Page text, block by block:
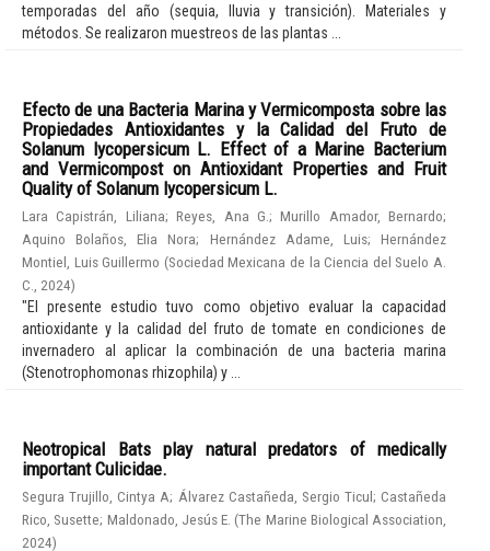
temporadas del año (sequia, lluvia y transición). Materiales y
métodos. Se realizaron muestreos de las plantas ...
Efecto de una Bacteria Marina y Vermicomposta sobre las
Propiedades Antioxidantes y la Calidad del Fruto de
Solanum lycopersicum L. Effect of a Marine Bacterium
and Vermicompost on Antioxidant Properties and Fruit
Quality of Solanum lycopersicum L.
Lara Capistrán, Liliana;Reyes, Ana G. ;Murillo Amador, Bernardo;
Aquino Bolaños, Elia Nora; Hernández Adame, Luis;Hernández
Montiel, Luis Guillermo (Sociedad Mexicana de la Ciencia del Suelo A.
C.
2024)
"El presente estudio tuvo como objetivo evaluar la capacidad
antioxidante y la calidad del fruto de tomate en condiciones de
invernadero al aplicar la combinación de una bacteria marina
(Stenotrophomonas rhizophila) y ...
Neotropical Bats play natural predators of medically
important Culicidae.
Segura Trujillo, Cintya A; Álvarez Castañeda, Sergio Ticul; Castañeda
Rico, Susette; Maldonado, Jesús E. (The Marine Biological Association
2024)